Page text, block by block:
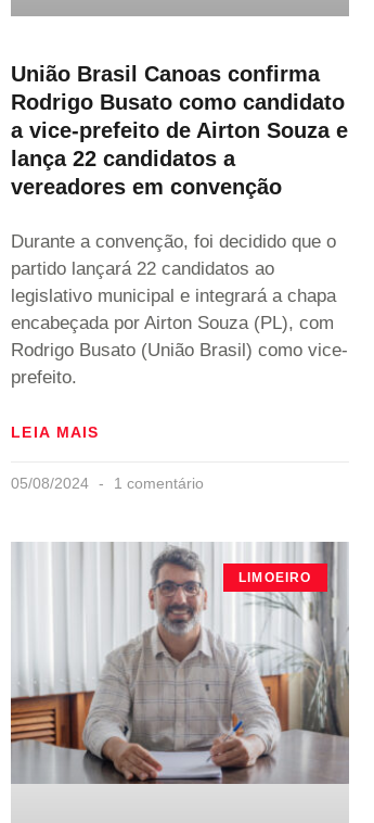
União Brasil Canoas confirma
Rodrigo Busato como candidato
a vice-prefeito de Airton Souza e
lança 22 candidatos a
vereadores em convenção
Durante a convenção, foi decidido que o
partido lançará 22 candidatos ao
legislativo municipal e integrará a chapa
encabeçada por Airton Souza (PL), com
Rodrigo Busato (União Brasil) como vice-
prefeito.
LEIA MAIS
05/08/2024 1 comentário
LIMOEIRO